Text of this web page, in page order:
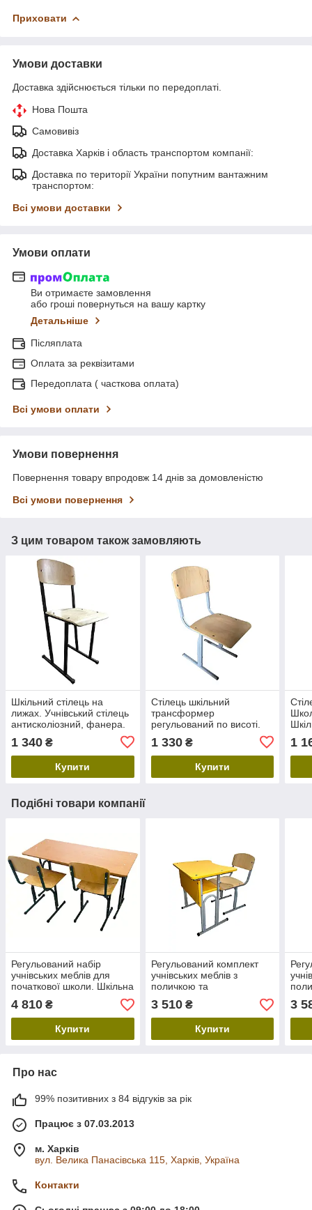
Приховати
Умови доставки
Доставка здійснюється тільки по передоплаті.
Нова Пошта
Самовивіз
Доставка Харків і область транспортом компанії:
Доставка по території України попутним вантажним
транспортом:
Всі умови доставки
Умови оплати
Ви отримаєте замовлення
або гроші повернуться на вашу картку
Детальніше
Післяплата
Оплата за реквізитами
Передоплата ( часткова оплата)
Всі умови оплати
Умови повернення
Повернення товару впродовж 14 днів за домовленістю
Всі умови повернення
З цим товаром також замовляють
Шкільний стілець на
лижах. Учнівський стілець
антисколіозний, фанера.
школи
1 340 ₴
Купити
Стілець шкільний
трансформер
регульований по висоті.
школи та ростовий стілець
(фанера)
1 330₴
Купити
для
1
Подібні товари компанії
Регульований набір
учнівських меблів для
початкової школи. Шкільна
двомісна парта + 2 стільці
трансформер
4 810 ₴
Купити
Регульований комплект
учнівських меблів з
поличкою та
ортопедичним вирізом.
Шкільна регульована
парта, стілець
трансформер
3 510₴
Купити
3
Про нас
99% позитивних з 84 відгуків за рік
Працює з 07.03.2013
м. Харків
вул. Велика Панасівська 115, Харків, Україна
Контакти